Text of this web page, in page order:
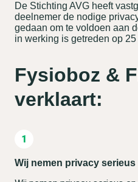
De Stichting AVG heeft
deelnemer de nodige
gedaan om te voldoen aan
in werking is getreden op
Fysioboz &
verklaart:
Wij nemen privacy serieus